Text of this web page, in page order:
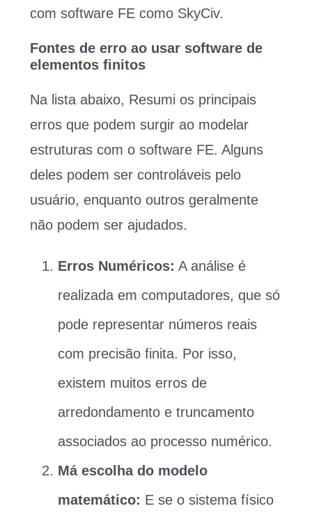
com software FE como SkyCiv.
Fontes de erro ao usar software de
elementos finitos
Na lista abaixo, Resumi os principais
erros que podem surgir ao modelar
estruturas com o software FE. Alguns
deles podem ser controláveis ​​pelo
usuário, enquanto outros geralmente
não podem ser ajudados.
Erros Numéricos: A análise é
realizada em computadores, que só
pode representar números reais
com precisão finita. Por isso,
existem muitos erros de
arredondamento e truncamento
associados ao processo numérico.
Má escolha do modelo
matemático: E se o sistema físico